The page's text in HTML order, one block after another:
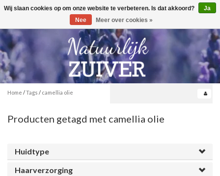
Toggle
0
Home /Tags / camellia olie
Producten getagd met camellia olie
Huidtype
Haarverzorging
Wij slaan cookies op om onze website te verbeteren. Is dat akkoord?
Ja
Nee
Meer over cookies »